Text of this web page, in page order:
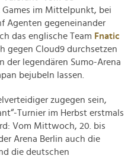
im Mittelpunkt, bei
Agenten gegeneinander
das englische Team Fnatic
gegen Cloud9 durchsetzen
der legendären Sumo-Arena
bejubeln lassen.
zugegen sein,
Turnier im Herbst erstmals
Vom Mittwoch, 20. bis
Arena Berlin auch die
die deutschen